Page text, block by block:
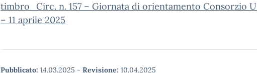
timbro_Circ. n. 157 – Giornata di orientamento Consorzio
– 11 aprile 2025
Pubblicato: 14.03.2025 - Revisione: 10.04.2025